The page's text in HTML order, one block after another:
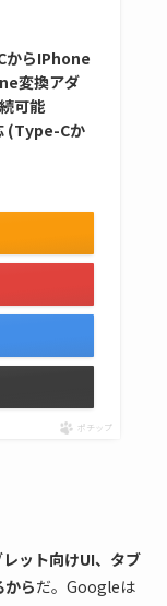
からIPhone
変換アダ
可能
(Type-Cか
ポチップ
レット向けUI、タブ
らだ。Googleは